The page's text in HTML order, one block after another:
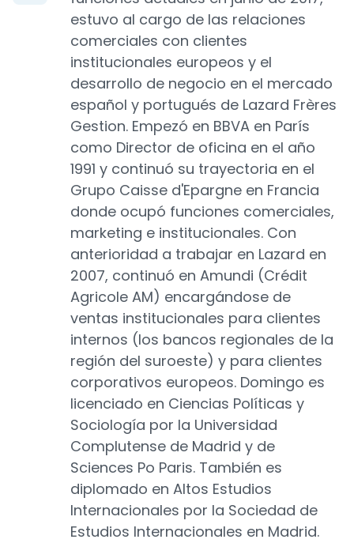
estuvo al cargo de las relaciones
comerciales con clientes
institucionales europeos y el
desarrollo de negocio en el mercado
español y portugués de Lazard Frères
Gestion. Empezó en BBVA en París
como Director de oficina en el año
1991 y continuó su trayectoria en el
Grupo Caisse d'Epargne en Francia
donde ocupó funciones comerciales,
marketing e institucionales. Con
anterioridad a trabajar en Lazard en
2007, continuó en Amundi (Crédit
Agricole AM) encargándose de
ventas institucionales para clientes
internos (los bancos regionales de la
región del suroeste) y para clientes
corporativos europeos. Domingo es
licenciado en Ciencias Políticas y
Sociología por la Universidad
Complutense de Madrid y de
Sciences Po Paris. También es
diplomado en Altos Estudios
Internacionales por la Sociedad de
Estudios Internacionales en Madrid.